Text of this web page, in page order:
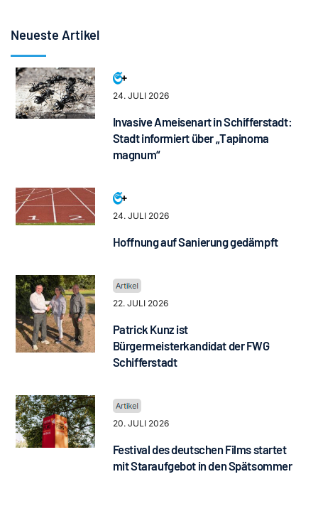
Neueste Artikel
24. JULI 2026
Invasive Ameisenart in Schifferstadt:
Stadt informiert über „Tapinoma
magnum“
24. JULI 2026
Hoffnung auf Sanierung gedämpft
22. JULI 2026
Patrick Kunz ist
Bürgermeisterkandidat der FWG
Schifferstadt
20. JULI 2026
Festival des deutschen Films startet
mit Staraufgebot in den Spätsommer